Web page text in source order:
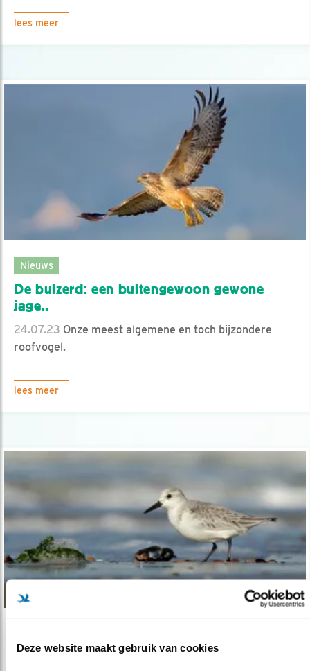
Deze website maakt gebruik van cookies
lees meer
Nieuws
De buizerd: een buitengewoon gewone
jage..
24.07.23 Onze meest algemene en toch bijzondere
roofvogel.
lees meer
Ontdek wadvogels met app